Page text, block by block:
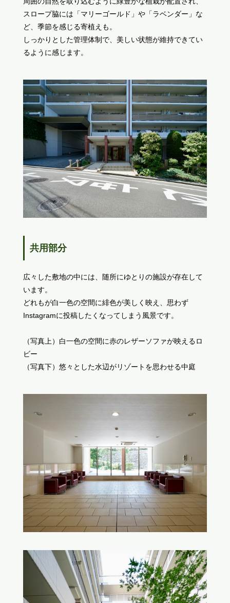
スロープ脇には「マリーゴールド」や「ラベンダー」な
ど、季節を感じる寄植えも。
しっかりとした管理体制で、美しい状態が維持できてい
るように感じます。
共用部分
広々した敷地の中には、随所にゆとりの施設が存在して
います。
どれもが白一色の空間に緋色が美しく映え、思わず
Instagramに投稿したくなってしまう風景です。
（写真上）白一色の空間に赤のレザーソファが映えるロ
ビー
（写真下）悠々とした水辺がリゾートを思わせる中庭